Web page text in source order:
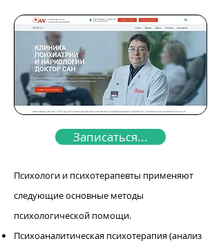
Записаться...
Психологи и психотерапевты применяют
следующие основные методы
психологической помощи.
Психоаналитическая психотерапия (анализ